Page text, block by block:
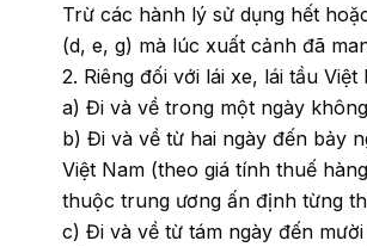
Trừ các hành lý sử dụng hết
(d, e, g) mà lúc xuất cảnh đã
2. Riêng đối với lái xe, lái tầu
a) Đi và về trong một ngày
b) Đi và về từ hai ngày đến bảy
Việt Nam (theo giá tính thuế
thuộc trung ương ấn định từng
c) Đi và về từ tám ngày đến